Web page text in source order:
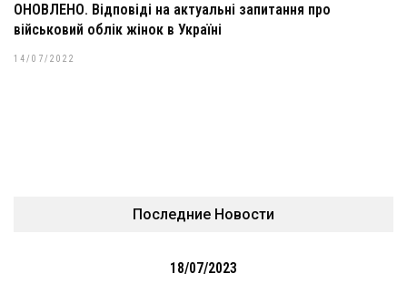
ОНОВЛЕНО. Відповіді на актуальні запитання про
військовий облік жінок в Україні
14/07/2022
Последние Новости
18/07/2023